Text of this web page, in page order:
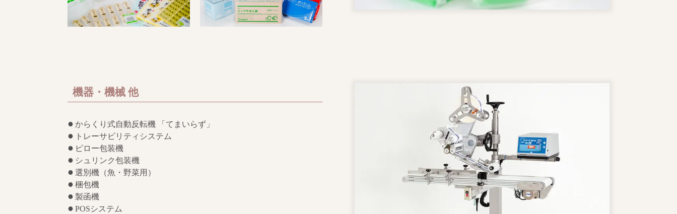
機器・機械 他
からくり式自動反転機 「てまいらず」
トレーサビリティシステム
ピロー包装機
シュリンク包装機
選別機（魚・野菜用）
梱包機
製函機
POSシステム